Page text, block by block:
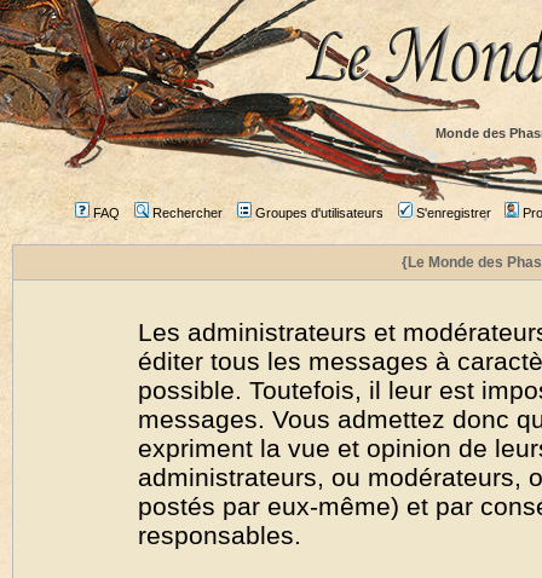
Monde des
FAQ Rechercher Groupes d'utilisateurs S'enregistrer
{Le Monde des
Les administrateurs et
éditer tous les messages à
possible. Toutefois, il leur est
messages. Vous admettez donc
expriment la vue et opinion de
administrateurs, ou modérateurs,
postés par eux-même) et par
responsables.